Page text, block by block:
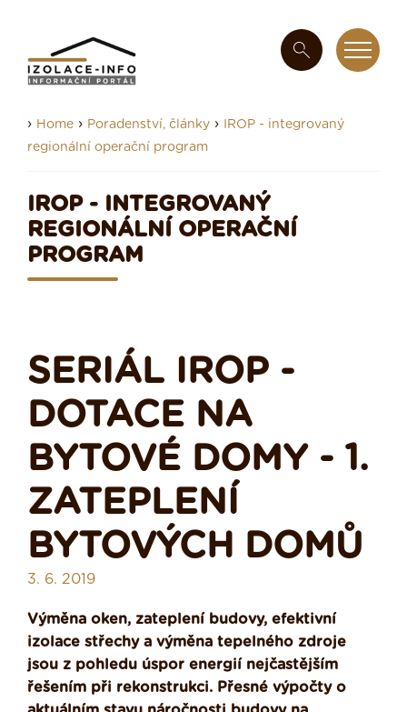
› Home › Poradenství, články ›
IROP - integrovaný
regionální operační program
IROP - INTEGROVANÝ
REGIONÁLNÍ OPERAČNÍ
PROGRAM
SERIÁL IROP -
DOTACE NA
BYTOVÉ DOMY - 1.
ZATEPLENÍ
BYTOVÝCH DOMŮ
3. 6. 2019
Výměna oken, zateplení budovy, efektivní
izolace střechy a výměna tepelného zdroje
jsou z pohledu úspor energií nejčastějším
řešením při rekonstrukci. Přesné výpočty o